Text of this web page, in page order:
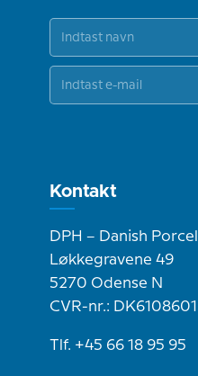
Kontakt
DPH – Danish
Løkkegravene 49
5270 Odense N
CVR-nr.:
Tlf. +45 66 18 95 95